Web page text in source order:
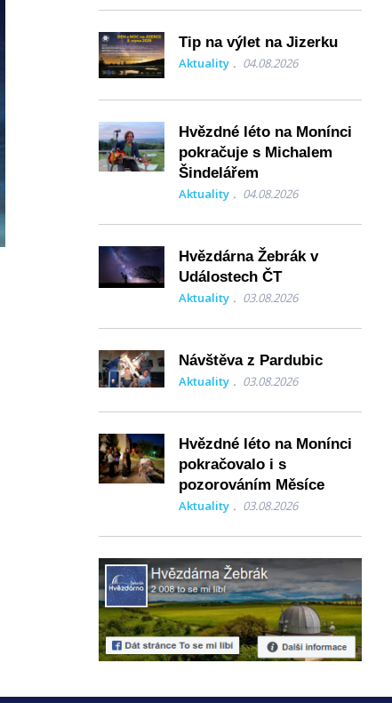
Tip na výlet na Jizerku
Aktuality 04.08.2026
Hvězdné léto na Monínci
pokračuje s Michalem
Šindelářem
Aktuality 04.08.2026
Hvězdárna Žebrák v
Událostech ČT
Aktuality 03.08.2026
Návštěva z Pardubic
Aktuality 03.08.2026
Hvězdné léto na Monínci
pokračovalo i s
pozorováním Měsíce
Aktuality 03.08.2026